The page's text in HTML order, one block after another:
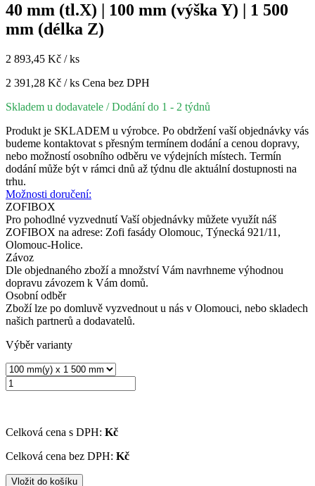
40 mm (tl.X) | 100 mm (výška Y) | 1 500
mm (délka Z)
2 893,45 Kč / ks
2 391,28 Kč / ks Cena bez DPH
Skladem u dodavatele / Dodání do 1 - 2 týdnů
Produkt je SKLADEM u výrobce. Po obdržení vaší objednávky vás
budeme kontaktovat s přesným termínem dodání a cenou dopravy,
nebo možností osobního odběru ve výdejních místech. Termín
dodání může být v rámci dnů až týdnu dle aktuální dostupnosti na
trhu.
Možnosti doručení:
ZOFIBOX
Pro pohodlné vyzvednutí Vaší objednávky můžete využít náš
ZOFIBOX na adrese: Zofi fasády Olomouc, Týnecká 921/11,
Olomouc-Holice.
Závoz
Dle objednaného zboží a množství Vám navrhneme výhodnou
dopravu závozem k Vám domů.
Osobní odběr
Zboží lze po domluvě vyzvednout u nás v Olomouci, nebo skladech
našich partnerů a dodavatelů.
Výběr varianty
Celková cena s DPH: Kč
Celková cena bez DPH: Kč